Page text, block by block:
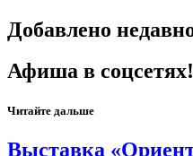
Добавлено
Афиша в соцсетях!
Читайте дальше
Выставка